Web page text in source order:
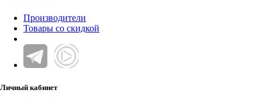
Производители
Товары со скидкой
Личный кабинет